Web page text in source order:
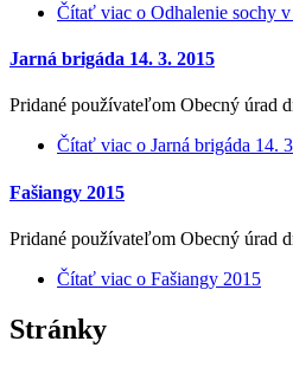
Čítať viac o Odhalenie sochy
Jarná brigáda 14. 3. 2015
Pridané používateľom Obecný úrad
Čítať viac o Jarná brigáda 14.
Fašiangy 2015
Pridané používateľom Obecný úrad
Čítať viac o Fašiangy 2015
Stránky